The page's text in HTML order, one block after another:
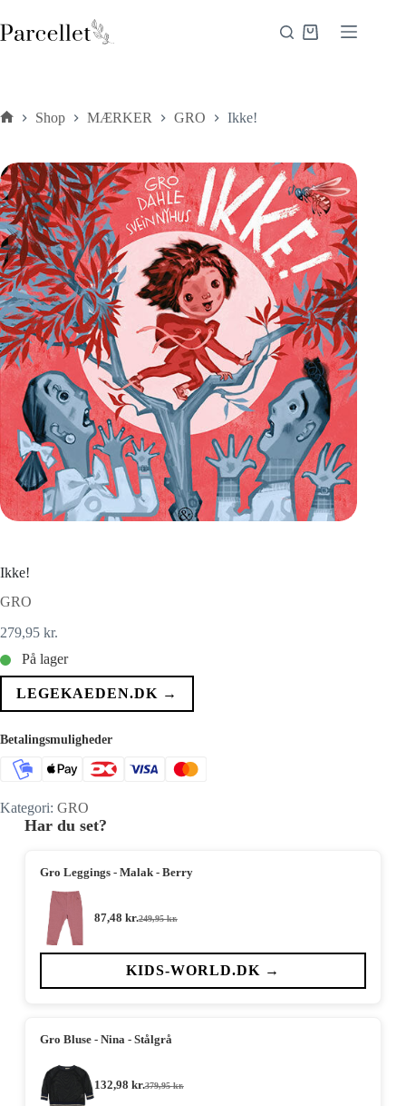
til
indhold
Indkøbskurv
Shop MÆRKER GRO Ikke!
Ikke!
GRO
279,95 kr.
På lager
LEGEKAEDEN.DK →
Betalingsmuligheder
Kategori: GRO
Har du set?
Gro Leggings - Malak - Berry
249,95kr.
Den
pris
var:
87,48 kr.Den
pris
er:
KIDS-WORLD.DK →
Gro Bluse - Nina - Stålgrå
379,95kr.
Den
132,98 kr.Den